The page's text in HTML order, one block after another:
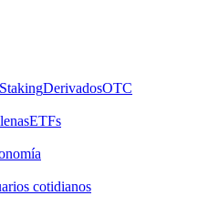
StakingDerivadosOTC
ETFs
cotidianos